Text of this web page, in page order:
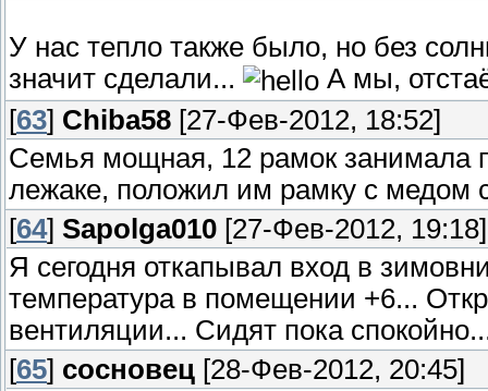
У нас тепло также было, но без
значит сделали...
А мы,
[63] Chiba58 [27-Фев-2012, 18:52]
Семья мощная, 12 рамок занимала
лежаке, положил им рамку с медом
[64] Sapolga010 [27-Фев-2012, 19:18]
Я сегодня откапывал вход в
температура в помещении +6...
вентиляции... Сидят пока
[65] сосновец [28-Фев-2012, 20:45]